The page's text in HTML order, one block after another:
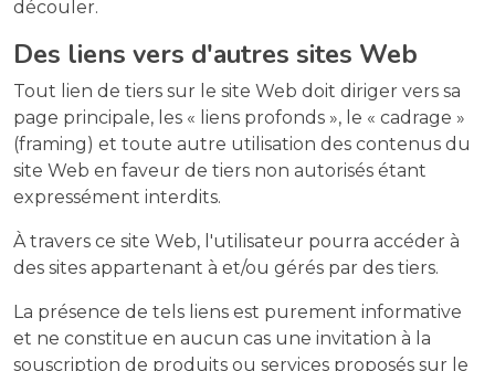
découler.
Des liens vers d'autres sites Web
Tout lien de tiers sur le site Web doit diriger vers sa
page principale, les « liens profonds », le « cadrage »
(framing) et toute autre utilisation des contenus du
site Web en faveur de tiers non autorisés étant
expressément interdits.
À travers ce site Web, l'utilisateur pourra accéder à
des sites appartenant à et/ou gérés par des tiers.
La présence de tels liens est purement informative
et ne constitue en aucun cas une invitation à la
souscription de produits ou services proposés sur le